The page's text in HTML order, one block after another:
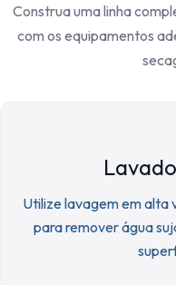
Construa uma linha
com os equipamentos
Utilize lavagem em alta
para remover água